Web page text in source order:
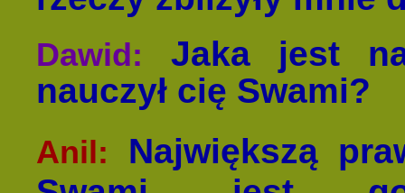
Dawid:
Jaka jest
nauczył cię Swami?
Anil:
Największą